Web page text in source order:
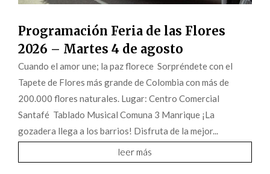
Programación Feria de las Flores
2026 – Martes 4 de agosto
Cuando el amor une; la paz florece Sorpréndete con el
Tapete de Flores más grande de Colombia con más de
200.000 flores naturales. Lugar: Centro Comercial
Santafé Tablado Musical Comuna 3 Manrique ¡La
gozadera llega a los barrios! Disfruta de la mejor...
leer más